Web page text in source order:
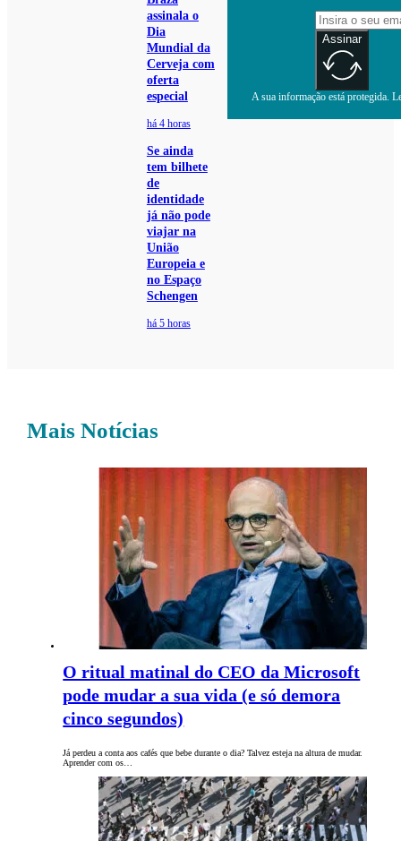
assinala o
Dia
Mundial da
Cerveja com
oferta
especial
há 4 horas
Se ainda
tem bilhete
de
identidade
já não pode
viajar na
União
Europeia e
no Espaço
Schengen
há 5 horas
Assinar
A sua informação está protegida.
Mais Notícias
O ritual matinal do CEO da Microsoft
pode mudar a sua vida (e só demora
cinco segundos)
Já perdeu a conta aos cafés que bebe durante o dia? Talvez esteja na altura de mudar.
Aprender com os…